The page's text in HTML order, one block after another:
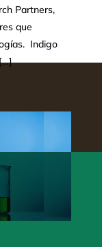
Partners,
que
Indigo